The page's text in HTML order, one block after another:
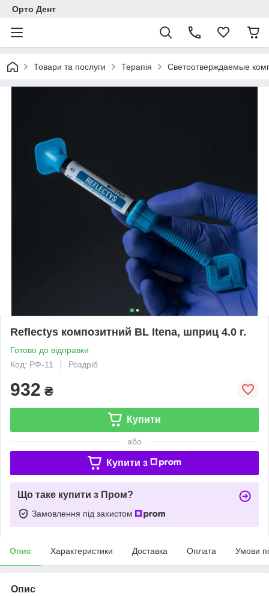
Орто Дент
Товари та послуги Терапія Светоотверждаемые
Reflectys композитний BL Itena, шприц 4.0 г.
Готово до відправки
Код: РФ-11
Роздріб
932 ₴
Купити
або
Купити з
Що таке купити з Пром?
Замовлення під захистом
Опис Характеристики Доставка Оплата Умови
Опис